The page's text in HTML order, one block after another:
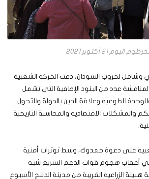
21 أكتوبر 2021
وشامل لحروب السودان، دعت الحركة الشعبية
لمناقشة عدد من البنود الإضافية التي تشمل
الطوعية وعلاقة الدين بالدولة والتحول
والمشكلات الاقتصادية والمحاسبة التاريخية
على دعوة حمدوك، وسط توترات أمنية
أعقاب هجوم قوات الدعم السريع شبه
الزراعية القريبة من مدينة الدلنج الأسبوع